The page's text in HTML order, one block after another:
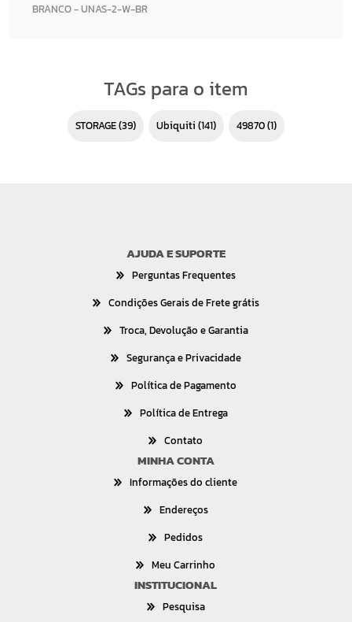
BRANCO - UNAS-2-W-BR
TAGs para o item
STORAGE(39) Ubiquiti (141) 49870(1)
AJUDA E SUPORTE
Perguntas Frequentes
Condições Gerais de Frete grátis
Troca, Devolução e Garantia
Segurança e Privacidade
Política de Pagamento
Política de Entrega
Contato
MINHA CONTA
Informações do cliente
Endereços
Pedidos
Meu Carrinho
INSTITUCIONAL
Pesquisa